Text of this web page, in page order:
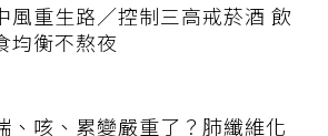
風重生路／控制三高戒菸酒 飲
均衡不熬夜
、咳、累變嚴重了？肺纖維化